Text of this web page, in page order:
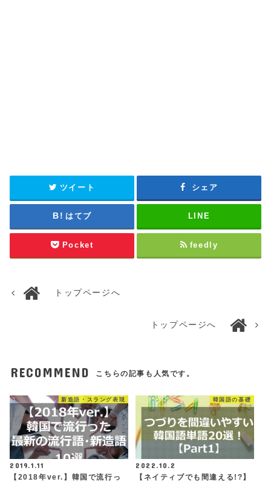
ツイート シェア
はてブ LINE
Pocket feedly
トップページへ
トップページへ
RECOMMEND こちらの記事も人気です。
新造語・スラング表現
2019.1.11
【2018年ver.】韓国で流行っ
韓国語の基礎
2022.10.2
【ネイティブでも間違える!?】